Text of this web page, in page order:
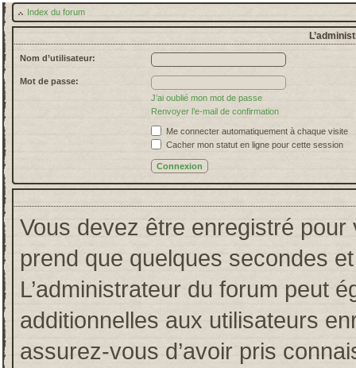
Index du forum
Nom d’utilisateur:
Mot de passe:
J’ai oublié mon mot de passe
Renvoyer l’e-mail de confirmation
Me connecter automatiquement à chaque visite
Cacher mon statut en ligne pour cette session
Vous devez être enregistré pour
prend que quelques secondes
L’administrateur du forum peut
additionnelles aux utilisateurs
assurez-vous d’avoir pris